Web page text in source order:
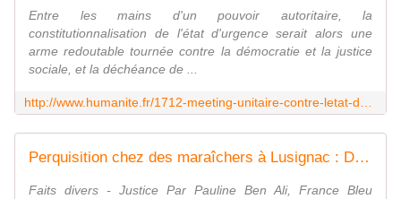
Entre les mains d'un pouvoir autoritaire, la
constitutionnalisation de l'état d'urgence serait alors une
arme redoutable tournée contre la démocratie et la justice
sociale, et la déchéance de ...
Perquisition chez des maraîchers à Lusignac : Distribution de tracts contre Notre-Dame-des-Landes c'est un délit ?
Faits divers - Justice Par Pauline Ben Ali, France Bleu